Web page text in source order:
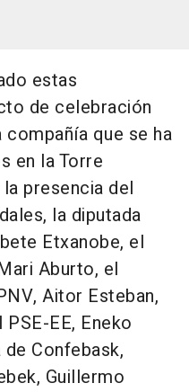
estas
de celebración
que se ha
en la Torre
presencia del
la diputada
Etxanobe, el
Aburto, el
Aitor Esteban,
EE, Eneko
Confebask,
Guillermo